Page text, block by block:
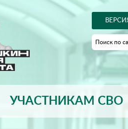
УЧАСТНИКАМ СВО